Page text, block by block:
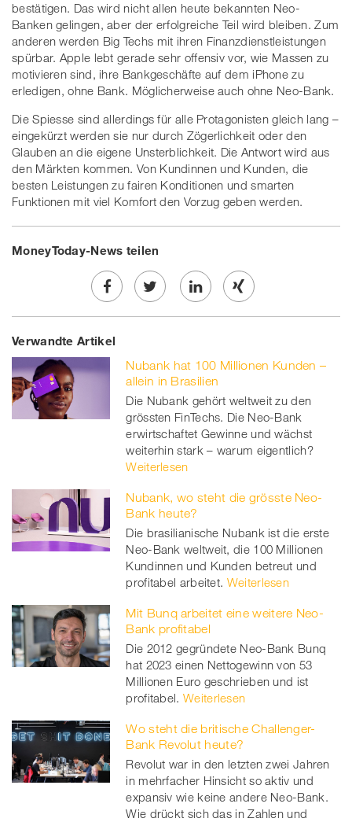
bestätigen. Das wird nicht allen heute bekannten Neo-
Banken gelingen, aber der erfolgreiche Teil wird bleiben. Zum
anderen werden Big Techs mit ihren Finanzdienstleistungen
spürbar. Apple lebt gerade sehr offensiv vor, wie Massen zu
motivieren sind, ihre Bankgeschäfte auf dem iPhone zu
erledigen, ohne Bank. Möglicherweise auch ohne Neo-Bank.
Die Spiesse sind allerdings für alle Protagonisten gleich lang –
eingekürzt werden sie nur durch Zögerlichkeit oder den
Glauben an die eigene Unsterblichkeit. Die Antwort wird aus
den Märkten kommen. Von Kundinnen und Kunden, die
besten Leistungen zu fairen Konditionen und smarten
Funktionen mit viel Komfort den Vorzug geben werden.
MoneyToday-News teilen
Share
on
Facebook
Twe
on
twitt
er
Share
linkedin
Share
Xing
Verwandte Artikel
Nubank hat 100 Millionen Kunden –
allein in Brasilien
Die Nubank gehört weltweit zu den
grössten FinTechs. Die Neo-Bank
erwirtschaftet Gewinne und wächst
weiterhin stark – warum eigentlich?
Weiterlesen
Nubank, wo steht die grösste Neo-
Bank heute?
Die brasilianische Nubank ist die erste
Neo-Bank weltweit, die 100 Millionen
Kundinnen und Kunden betreut und
profitabel arbeitet. Weiterlesen
Mit Bunq arbeitet eine weitere Neo-
Bank profitabel
Die 2012 gegründete Neo-Bank Bunq
hat 2023 einen Nettogewinn von 53
Millionen Euro geschrieben und ist
profitabel. Weiterlesen
Wo steht die britische Challenger-
Bank Revolut heute?
Revolut war in den letzten zwei Jahren
in mehrfacher Hinsicht so aktiv und
expansiv wie keine andere Neo-Bank.
Wie drückt sich das in Zahlen und